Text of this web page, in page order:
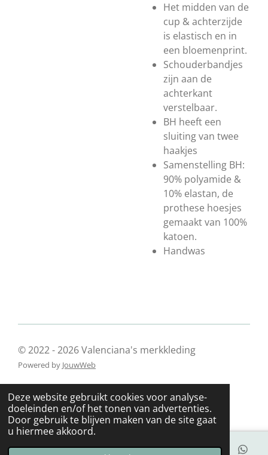
Deze website gebruikt cookies voor analyse-
doeleinden en/of het tonen van advertenties.
Door gebruik te blijven maken van de site gaat
u hiermee akkoord.
Het midden van de
cup & achterzijde
is elastisch en in
een bloemenprint.
Schouderbandjes
zijn aan de
achterkant
verstelbaar.
BH heeft een
sluiting van twee
haakjes
Samenstelling BH:
90% polyamide &
10% elastan, de
prothese hoesjes
gemaakt van 100%
katoen.
Handwas
© 2022 - 2026 Valenciana's merkkleding
Powered by JouwWeb